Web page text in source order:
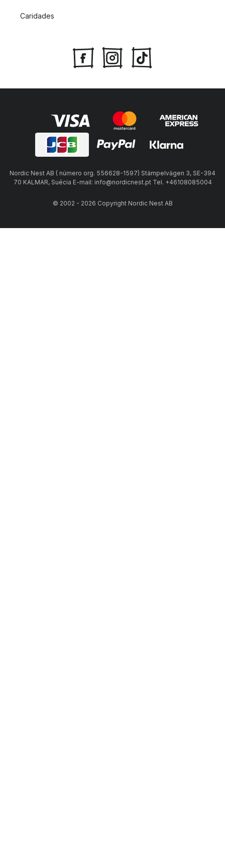
Caridades
Nordic Nest AB ( número org. 556628-1597) Stämpelvägen 3, SE-394
70 KALMAR, Suécia E-mail: info@nordicnest.pt Tel. +46108085004
© 2002 - 2026 Copyright Nordic Nest AB